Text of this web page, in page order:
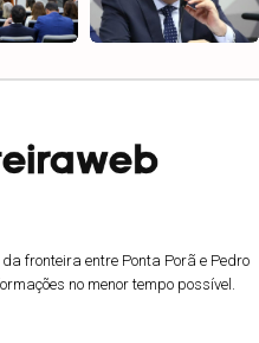
fronteira entre Ponta Porã e Pedro
no menor tempo possível.